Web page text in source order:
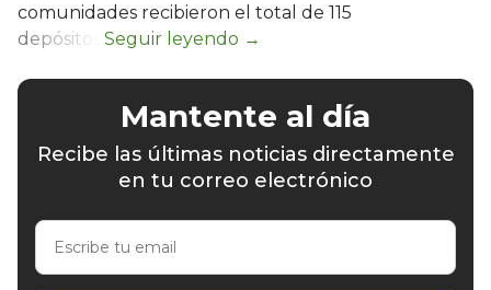
comunidades recibieron el total de 115
depósitos.
Mantente al día
Recibe las últimas noticias directamente
en tu correo electrónico
Escribe
email